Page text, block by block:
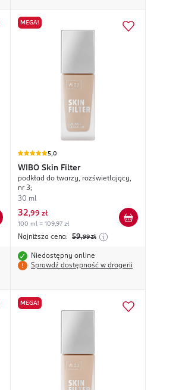
MEGA!
5,0
WIBO Skin Filter
podkład do twarzy, rozświetlający,
nr 3;
30 ml
32,99 zł
100 ml = 109,97 zł
Najniższa cena: 59,99 zł
Niedostępny online
Sprawdź dostępność w drogerii
MEGA!